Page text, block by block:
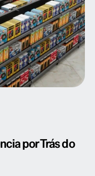
por Trás do